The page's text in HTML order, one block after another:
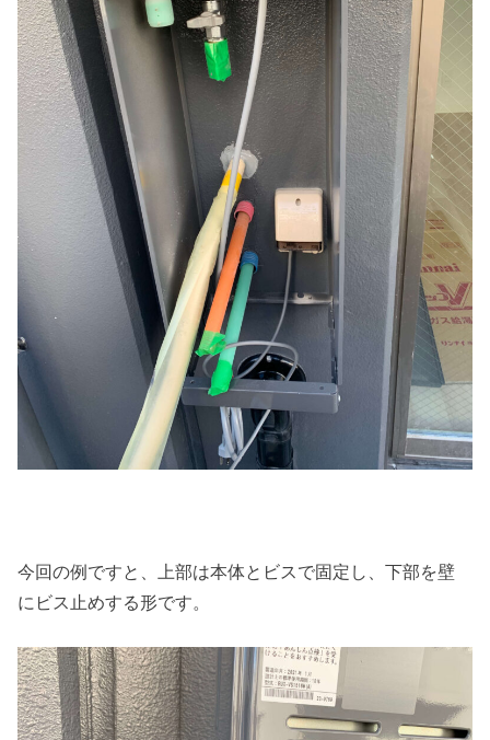
今回の例ですと、上部は本体とビスで固定し、下部を壁
にビス止めする形です。